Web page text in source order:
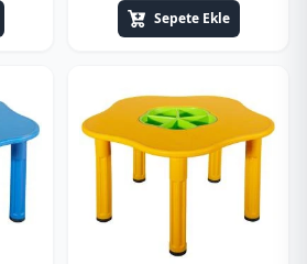
Sepete Ekle